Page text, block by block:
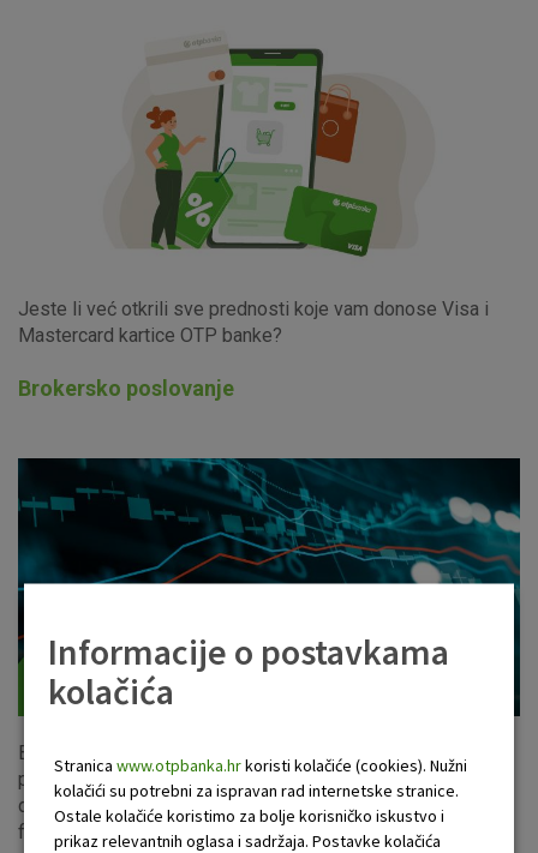
Jeste li već otkrili sve prednosti koje vam donose Visa i
Mastercard kartice OTP banke?
Brokersko poslovanje
Brokeri OTP banke svojim klijentima kvalitetnom i
profesionalnom uslugom omogućuju trgovanje dionicama i
drugim financijskim instrumentima na gotovo svim važnim
financijskim tržištima.
Informacije o postavkama
kolačića
Stranica www.otpbanka.hrkoristi kolačiće (cookies). Nužni
kolačići su potrebni za ispravan rad internetske stranice.
Ostale kolačiće koristimo za bolje korisničko iskustvo i
prikaz relevantnih oglasa i sadržaja. Postavke kolačića